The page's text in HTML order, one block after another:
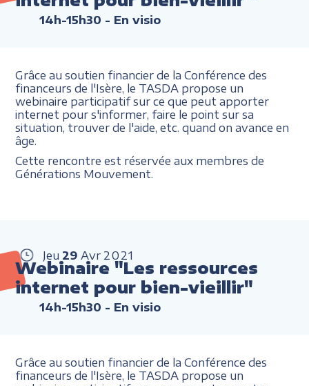
14h-15h30 - En visio
Grâce au soutien financier de la Conférence des
financeurs de l'Isère, le TASDA propose un
webinaire participatif sur ce que peut apporter
internet pour s'informer, faire le point sur sa
situation, trouver de l'aide, etc. quand on avance en
âge.
Cette rencontre est réservée aux membres de
Générations Mouvement.
Jeu 29 Avr 2021
Webinaire "Les ressources
internet pour bien-vieillir"
14h-15h30 - En visio
Grâce au soutien financier de la Conférence des
financeurs de l'Isère, le TASDA propose un